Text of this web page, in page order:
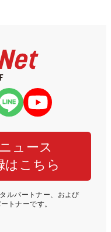
ュース
はこちら
ルパートナー、および
トナーです。